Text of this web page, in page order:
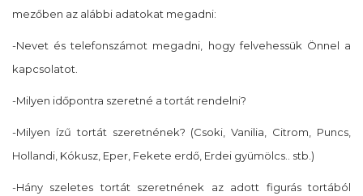
mezőben az alábbi adatokat megadni:
-Nevet és telefonszámot megadni, hogy felvehessük Önnel a
kapcsolatot.
-Milyen időpontra szeretné a tortát rendelni?
-Milyen ízű tortát szeretnének? (Csoki, Vanilia, Citrom, Puncs,
Hollandi, Kókusz, Eper, Fekete erdő, Erdei gyümölcs.. stb.)
-Hány szeletes tortát szeretnének az adott figurás tortából